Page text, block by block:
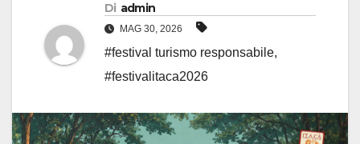
Di admin
MAG 30, 2026
#festival turismo responsabile,
#festivalitaca2026